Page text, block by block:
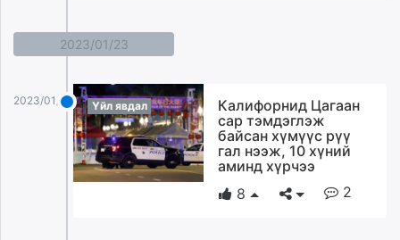
2023/01/23
2023/01/23 Үйл явдал
Калифорнид Цагаан
сар тэмдэглэж
байсан хүмүүс рүү
гал нээж, 10 хүний
аминд хүрчээ
8
2